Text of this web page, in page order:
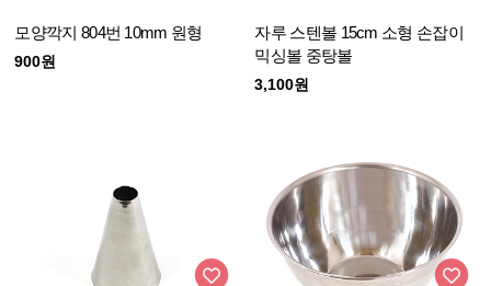
모양깍지 804번 10mm 원형
900원
자루 스텐볼 15cm 소형 손잡이
믹싱볼 중탕볼
3,100원